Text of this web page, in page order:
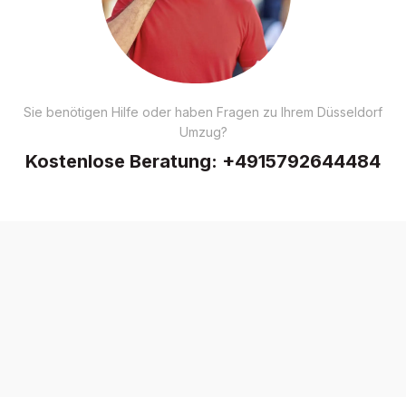
Sie benötigen Hilfe oder haben Fragen zu Ihrem Düsseldorf
Umzug?
Kostenlose Beratung: +4915792644484